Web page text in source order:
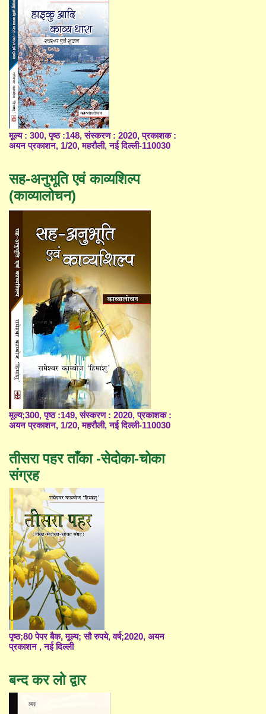
मूल्य : 300, पृष्ठ :148, संस्करण : 2020, प्रकाशक :
अयन प्रकाशन, 1/20, महरौली, नई दिल्ली-110030
सह-अनुभूति एवं काव्यशिल्प
(काव्यालोचन)
मूल्य;300, पृष्ठ :149, संस्करण : 2020, प्रकाशक :
अयन प्रकाशन, 1/20, महरौली, नई दिल्ली-110030
तीसरा पहर ताँका -सेदोका-चोका
संग्रह
पृष्ठ;80 पेपर बैक, मूल्य; सौ रुपये, वर्ष;2020, अयन
प्रकाशन , नई दिल्ली
बन्द कर लो द्वार